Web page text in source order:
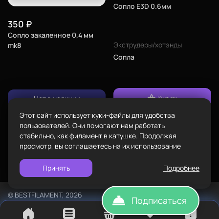
350 ₽
Сопло закаленное 0,4 мм
mk8
Нет в наличии
Сопло E3D 0.6мм
Экструдеры/хотэнды
Сопла
Купить
©BESTFILAMENT, 2026
Напечатали сайт. Воплотили. TopROI
Пластик BestFilament
Подарочные сертификаты
ул.Проезжая дом 9а
Режим работы
написать
Политика конфиденциальности
Этот сайт использует куки-файлы для удобства
пользователей. Они помогают нам работать
стабильно, как филамент в катушке. Продолжая
просмотр, вы соглашаетесь на их использование
Принять Подробнее
Подписаться